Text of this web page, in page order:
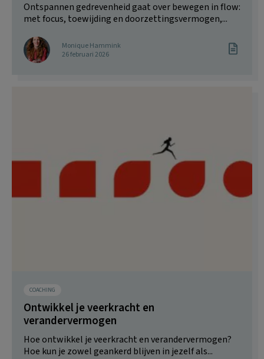
Ontspannen gedrevenheid gaat over bewegen in flow:
met focus, toewijding en doorzettingsvermogen,...
Monique Hammink
26 februari 2026
COACHING
Ontwikkel je veerkracht en
verandervermogen
Hoe ontwikkel je veerkracht en verandervermogen?
Hoe kun je zowel geankerd blijven in jezelf als...